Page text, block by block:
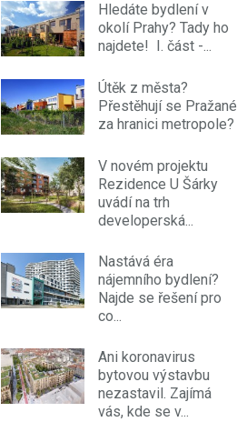
Hledáte bydlení v
okolí Prahy? Tady ho
najdete! I. část -...
Útěk z města?
Přestěhují se Pražané
za hranici metropole?
V novém projektu
Rezidence U Šárky
uvádí na trh
developerská...
Nastává éra
nájemního bydlení?
Najde se řešení pro
co...
Ani koronavirus
bytovou výstavbu
nezastavil. Zajímá
vás, kde se v...